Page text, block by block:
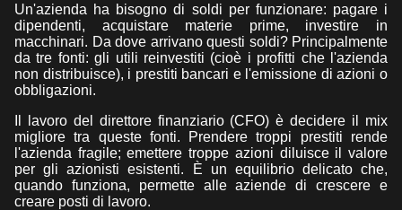
Un'azienda ha bisogno di soldi per funzionare: pagare i
dipendenti, acquistare materie prime, investire in
macchinari. Da dove arrivano questi soldi? Principalmente
da tre fonti: gli utili reinvestiti (cioè i profitti che l'azienda
non distribuisce), i prestiti bancari e l'emissione di azioni o
obbligazioni.
Il lavoro del direttore finanziario (CFO) è decidere il mix
migliore tra queste fonti. Prendere troppi prestiti rende
l'azienda fragile; emettere troppe azioni diluisce il valore
per gli azionisti esistenti. È un equilibrio delicato che,
quando funziona, permette alle aziende di crescere e
creare posti di lavoro.